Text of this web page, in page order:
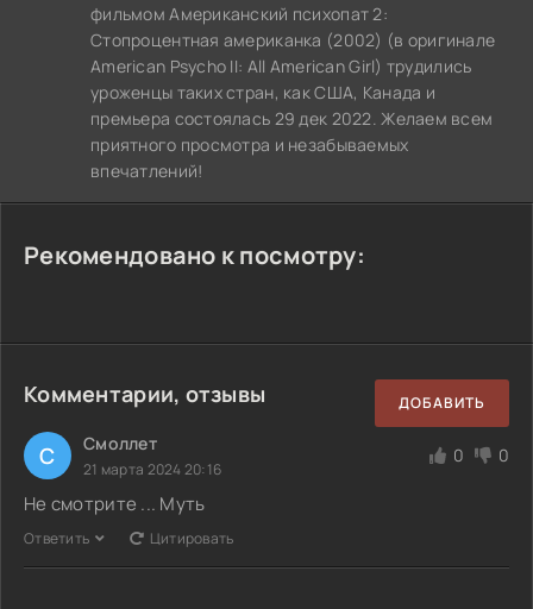
фильмом Американский психопат 2:
Стопроцентная американка (2002) (в оригинале
American Psycho II: All American Girl) трудились
уроженцы таких стран, как США, Канада и
премьера состоялась 29 дек 2022. Желаем всем
приятного просмотра и незабываемых
впечатлений!
Рекомендовано к посмотру:
Комментарии, отзывы ДОБАВИТЬ
С Смоллет
21 марта 2024 20:16
0 0
Не смотрите ... Муть
Ответить Цитировать